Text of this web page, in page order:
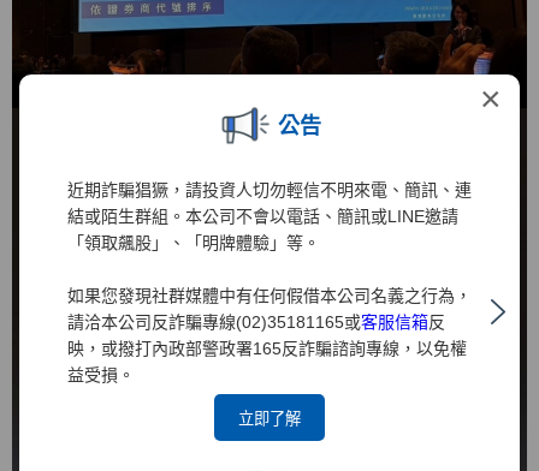
×
公告
近期詐騙猖獗，請投資人切勿輕信不明來電、簡訊、連
結或陌生群組。本公司不會以電話、簡訊或LINE邀請
「領取飆股」、「明牌體驗」等。
如果您發現社群媒體中有任何假借本公司名義之行為，
請洽本公司反詐騙專線(02)35181165或客服信箱反
映，或撥打內政部警政署165反詐騙諮詢專線，以免權
益受損。
立即了解